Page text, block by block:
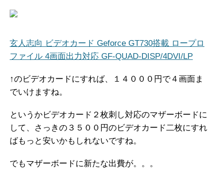
玄人志向 ビデオカード Geforce GT730搭載 ロープロ
ファイル 4画面出力対応 GF-QUAD-DISP/4DVI/LP
↑のビデオカードにすれば、１４０００円で４画面ま
でいけますね。
というかビデオカード２枚刺し対応のマザーボードに
して、さっきの３５００円のビデオカード二枚にすれ
ばもっと安いかもしれないですね。
でもマザーボードに新たな出費が。。。